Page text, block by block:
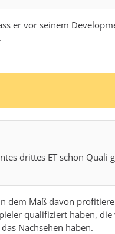
er vor seinem
drittes ET schon
dem Maß davon
qualifiziert haben,
Nachsehen haben.